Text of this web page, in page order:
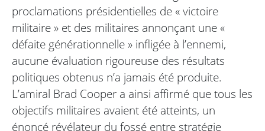
proclamations présidentielles de « victoire
militaire » et des militaires annonçant une «
défaite générationnelle » infligée à l’ennemi,
aucune évaluation rigoureuse des résultats
politiques obtenus n’a jamais été produite.
L’amiral Brad Cooper a ainsi affirmé que tous les
objectifs militaires avaient été atteints, un
énoncé révélateur du fossé entre stratégie